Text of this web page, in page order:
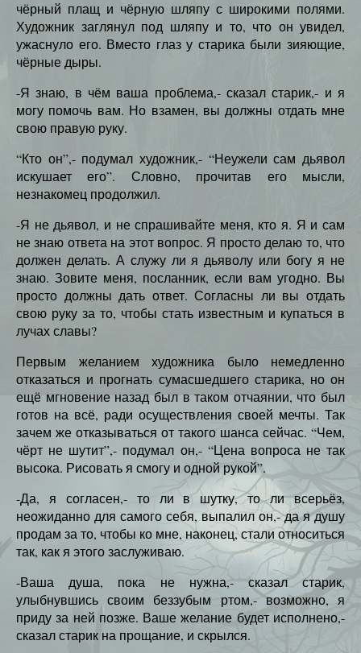
чёрный плащ и чёрную шляпу с широкими полями.
Художник заглянул под шляпу и то, что он увидел,
ужаснуло его. Вместо глаз у старика были зияющие,
чёрные дыры.
-Я знаю, в чём ваша проблема,- сказал старик,- и я
могу помочь вам. Но взамен, вы должны отдать мне
свою правую руку.
“Кто он”,- подумал художник,- “Неужели сам дьявол
искушает его”. Словно, прочитав его мысли,
незнакомец продолжил.
-Я не дьявол, и не спрашивайте меня, кто я. Я и сам
не знаю ответа на этот вопрос. Я просто делаю то, что
должен делать. А служу ли я дьяволу или богу я не
знаю. Зовите меня, посланник, если вам угодно. Вы
просто должны дать ответ. Согласны ли вы отдать
свою руку за то, чтобы стать известным и купаться в
лучах славы?
Первым желанием художника было немедленно
отказаться и прогнать сумасшедшего старика, но он
ещё мгновение назад был в таком отчаянии, что был
готов на всё, ради осуществления своей мечты. Так
зачем же отказываться от такого шанса сейчас. “Чем,
чёрт не шутит”,- подумал он,- “Цена вопроса не так
высока. Рисовать я смогу и одной рукой”.
-Да, я согласен,- то ли в шутку, то ли всерьёз,
неожиданно для самого себя, выпалил он,- да я душу
продам за то, чтобы ко мне, наконец, стали относиться
так, как я этого заслуживаю.
-Ваша душа, пока не нужна,- сказал старик,
улыбнувшись своим беззубым ртом,- возможно, я
приду за ней позже. Ваше желание будет исполнено,-
сказал старик на прощание, и скрылся.